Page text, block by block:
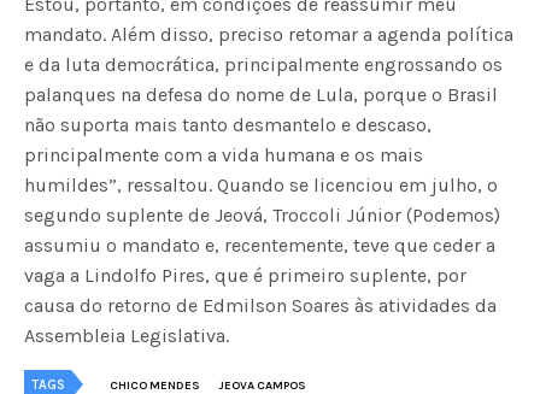
mandato. Além disso, preciso retomar a agenda política
e da luta democrática, principalmente engrossando os
palanques na defesa do nome de Lula, porque o Brasil
não suporta mais tanto desmantelo e descaso,
principalmente com a vida humana e os mais
humildes”, ressaltou. Quando se licenciou em julho, o
segundo suplente de Jeová, Troccoli Júnior (Podemos)
assumiu o mandato e, recentemente, teve que ceder a
vaga a Lindolfo Pires, que é primeiro suplente, por
causa do retorno de Edmilson Soares às atividades da
Assembleia Legislativa.
TAGS CHICO MENDES JEOVA CAMPOS